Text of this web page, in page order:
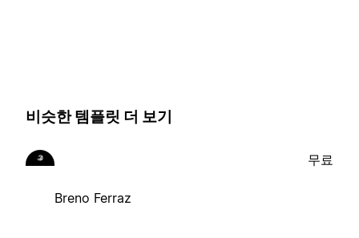
비슷한 템플릿 더 보기
Breno Ferraz
무료